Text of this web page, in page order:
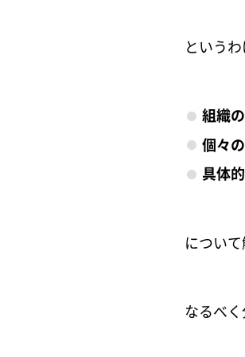
という
組織
個々
具体
について
なるべ